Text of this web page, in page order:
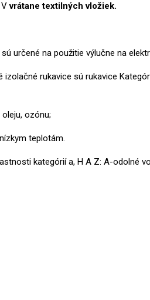
Vvrátane textilných vložiek.
sú určené na použitie výlučne na
izolačné rukavice sú rukavice
oleju, ozónu;
nízkym teplotám.
kategórií a, H A Z: A-odolné